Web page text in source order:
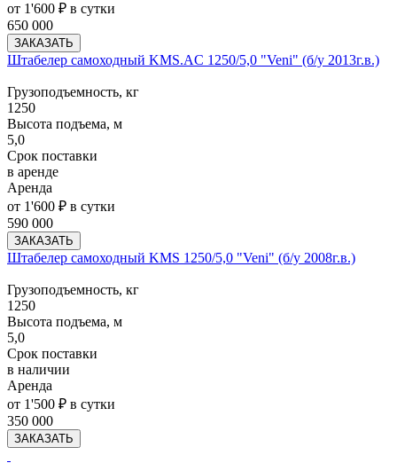
от 1'600 ₽ в сутки
650 000
ЗАКАЗАТЬ
Штабелер самоходный KMS.AC 1250/5,0 "Veni" (б/у 2013г.в.)
Грузоподъемность, кг
1250
Высота подъема, м
5,0
Срок поставки
в аренде
Аренда
от 1'600 ₽ в сутки
590 000
ЗАКАЗАТЬ
Штабелер самоходный KMS 1250/5,0 "Veni" (б/у 2008г.в.)
Грузоподъемность, кг
1250
Высота подъема, м
5,0
Срок поставки
в наличии
Аренда
от 1'500 ₽ в сутки
350 000
ЗАКАЗАТЬ